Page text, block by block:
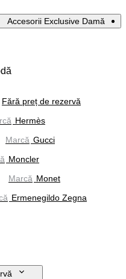
Accesorii Exclusive Damă
Fără preț de rezervă
Hermès
Marcă Gucci
Moncler
Marcă Monet
Ermenegildo Zegna